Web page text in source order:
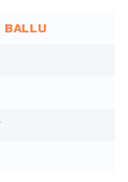
BALLU